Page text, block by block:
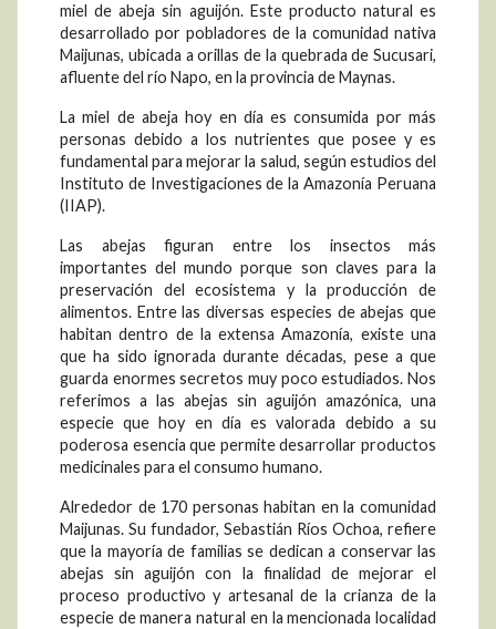
miel de abeja sin aguijón. Este producto natural es
desarrollado por pobladores de la comunidad nativa
Maijunas, ubicada a orillas de la quebrada de Sucusari,
afluente del río Napo, en la provincia de Maynas.
La miel de abeja hoy en día es consumida por más
personas debido a los nutrientes que posee y es
fundamental para mejorar la salud, según estudios del
Instituto de Investigaciones de la Amazonía Peruana
(IIAP).
Las abejas figuran entre los insectos más
importantes del mundo porque son claves para la
preservación del ecosistema y la producción de
alimentos. Entre las diversas especies de abejas que
habitan dentro de la extensa Amazonía, existe una
que ha sido ignorada durante décadas, pese a que
guarda enormes secretos muy poco estudiados. Nos
referimos a las abejas sin aguijón amazónica, una
especie que hoy en día es valorada debido a su
poderosa esencia que permite desarrollar productos
medicinales para el consumo humano.
Alrededor de 170 personas habitan en la comunidad
Maijunas. Su fundador, Sebastián Ríos Ochoa, refiere
que la mayoría de familias se dedican a conservar las
abejas sin aguijón con la finalidad de mejorar el
proceso productivo y artesanal de la crianza de la
especie de manera natural en la mencionada localidad